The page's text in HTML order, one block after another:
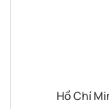
Hồ Chí